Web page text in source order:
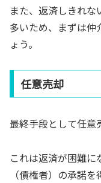
また、返済しきれ
多いため、まずは仲
ょう。
任意売却
最終手段として任意
これは返済が困難に
（債権者）の承諾